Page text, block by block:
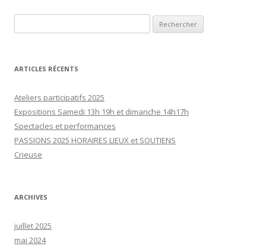
ARTICLES RÉCENTS
Ateliers participatifs 2025
Expositions Samedi 13h 19h et dimanche 14h17h
Spectacles et performances
PASSIONS 2025 HORAIRES LIEUX et SOUTIENS
Crieuse
ARCHIVES
juillet 2025
mai 2024